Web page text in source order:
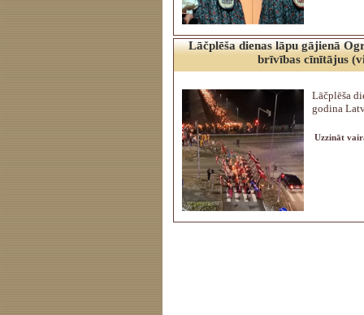
Lāčplēša dienas lāpu gājienā
brīvības cīnītājus
Lāčplēša
godina
Uzzināt